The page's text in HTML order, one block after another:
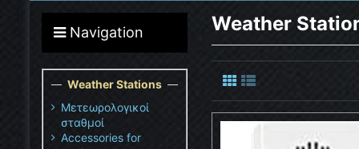
Weather
Navigation
Weather Stations
Μετεωρολογικοί
σταθμοί
Accessories for